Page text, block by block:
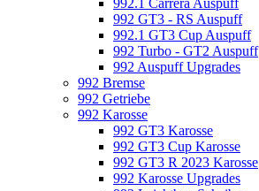
992.1 Carrera Auspuff
992 GT3 - RS Auspuff
992.1 GT3 Cup Auspuff
992 Turbo - GT2 Auspuff
992 Auspuff Upgrades
992 Bremse
992 Getriebe
992 Karosse
992 GT3 Karosse
992 GT3 Cup Karosse
992 GT3 R 2023 Karosse
992 Karosse Upgrades